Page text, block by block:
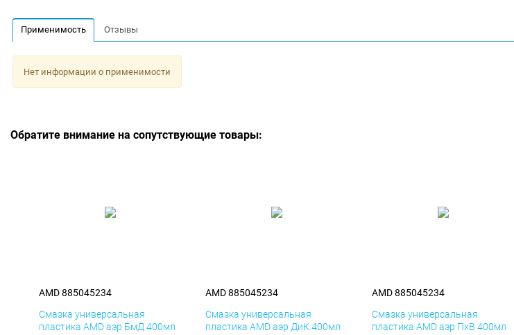
Применимость Отзывы
Нет информации о применимости
Обратите внимание на сопутствующие товары:
AMD 885045234
Смазка универсальная
пластика AMD аэр БмД 400мл
AMD 885045234
Смазка универсальная
пластика AMD аэр ДиК 400мл
AMD 885045234
Смазка универсальная
пластика AMD аэр ПхВ 400мл